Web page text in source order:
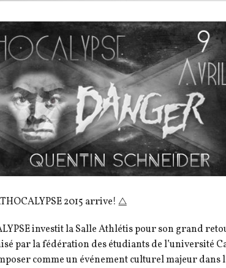
2015 arrive! ⧋
investit la Salle Athlétis pour son grand
par la fédération des étudiants de l’université
comme un événement culturel majeur dans